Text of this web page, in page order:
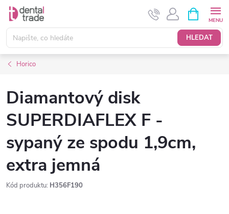
Přejít
obsah
HLEDAT
NÁKUPNÍ
KOŠÍK
Horico
Diamantový disk
SUPERDIAFLEX F -
sypaný ze spodu 1,9cm,
extra jemná
Kód produktu: H356F190